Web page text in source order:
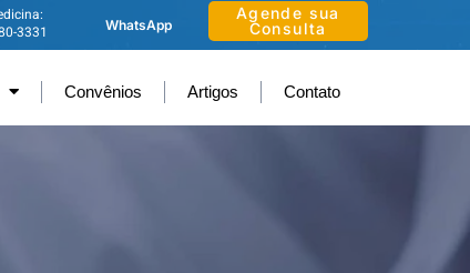
3331
WhatsApp
Agende sua
Consulta
Convênios Artigos Contato